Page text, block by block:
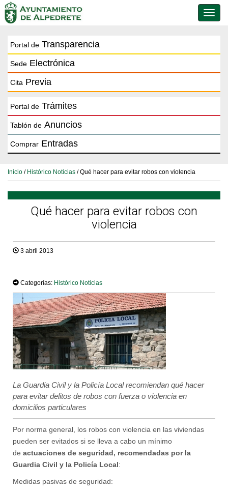
de
Portal de Transparencia
Sede Electrónica
Cita Previa
Portal de Trámites
Tablón de Anuncios
Comprar Entradas
Inicio / Histórico Noticias / Qué hacer para evitar robos con violencia
Qué hacer para evitar robos con
violencia
3 abril 2013
Categorías: Histórico Noticias
La Guardia Civil y la Policía Local recomiendan qué hacer
para evitar delitos de robos con fuerza o violencia en
domicilios particulares
Por norma general, los robos con violencia en las viviendas
pueden ser evitados si se lleva a cabo un mínimo
de actuaciones de seguridad, recomendadas por la
Guardia Civil y la Policía Local:
Medidas pasivas de seguridad: